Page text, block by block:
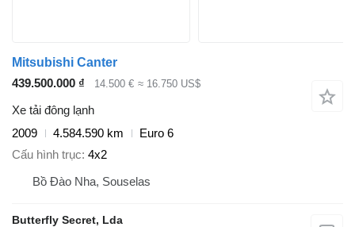
Mitsubishi Canter
439.500.000 ₫
14.500 € ≈ 16.750 US$
Xe tải đông lạnh
2009
4.584.590 km
Euro 6
Cấu hình trục 4x2
Bồ Đào Nha, Souselas
Butterfly Secret, Lda